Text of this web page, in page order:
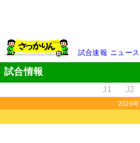
試合速報 ニュース
試合情報
J1 J2
2026年